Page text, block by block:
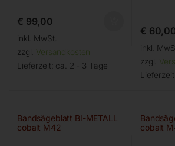
€ 99,00
inkl. MwSt.
zzgl. Versandkosten
Lieferzeit: ca. 2 - 3 Tage
€
inkl.
zzgl.
Lieferzeit:
Bandsägeblatt BI-METALL
cobalt M42
cobalt